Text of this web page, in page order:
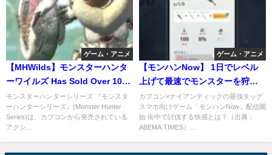
ゲーム・アニメ
【MHWilds】モンスターハンタ
ーワイルズ Has Sold Over 100
Million
モンスターハンターシリーズ 『モンスタ
ーハンターシリーズ』(Monster Hunter
Series)は、カプコンから発売されている
アクシ...
ゲーム・アニメ
【モンハンNow】 1日でレベル
上げて最速でモンスターを狩る
方法が簡単だったｗ
カプコン×ナイアンティックの最強タッグ
スマホ向けゲーム「モンハンNow」配信開
始 街中で討伐する快感とは？（出典：
ABEMA TIMES）...